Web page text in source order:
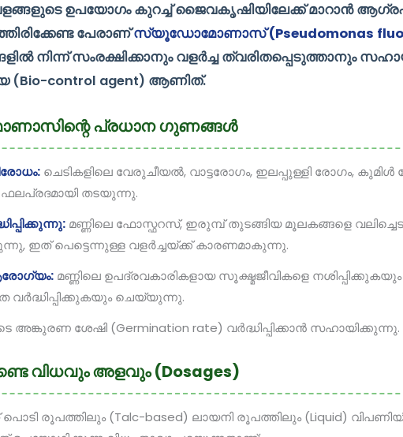
ഉപയോഗം കുറച്ച് ജൈവകൃഷിയിലേക്ക് മാറാൻ
പേരാണ്സ്യൂഡോമോണാസ് (Pseudomonas
നിന്ന് സംരക്ഷിക്കാനും വളർച്ച ത്വരിതപ്പെടുത്താനും
(Bio-control agent) ആണിത്.
പ്രധാന ഗുണങ്ങൾ
ചെടികളിലെ വേരുചീയൽ, വാട്ടരോഗം, ഇലപ്പുള്ളി രോഗം,
തടയുന്നു.
മണ്ണിലെ ഫോസ്ഫറസ്, ഇരുമ്പ് തുടങ്ങിയ മൂലകങ്ങളെ
ഇത് പെട്ടെന്നുള്ള വളർച്ചയ്ക്ക് കാരണമാകുന്നു.
മണ്ണിലെ ഉപദ്രവകാരികളായ സൂക്ഷ്മജീവികളെ നശിപ്പിക്കുകയും
വർദ്ധിപ്പിക്കുകയും ചെയ്യുന്നു.
അങ്കുരണ ശേഷി (Germination rate) വർദ്ധിപ്പിക്കാൻ സഹായിക്കുന്നു.
വിധവും അളവും (Dosages)
രൂപത്തിലും (Talc-based) ലായനി രൂപത്തിലും (Liquid)